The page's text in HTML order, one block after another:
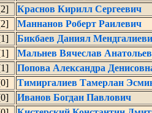
Краснов Кирилл Сергеевич
Маннанов Роберт Раилевич
Бикбаев Даниял
Мальнев Вячеслав
Попова Александра
Тимиргалиев Тамерлан
Иванов Богдан Павлович